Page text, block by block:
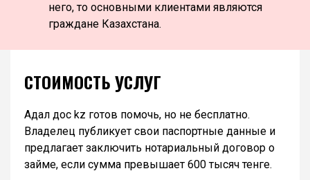
него, то основными клиентами являются
граждане Казахстана.
СТОИМОСТЬ УСЛУГ
Адал дос kz готов помочь, но не бесплатно.
Владелец публикует свои паспортные данные и
предлагает заключить нотариальный договор о
займе, если сумма превышает 600 тысяч тенге.